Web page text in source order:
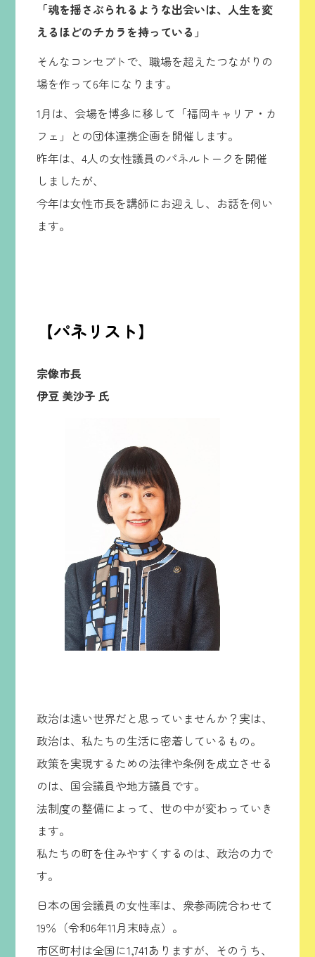
「魂を揺さぶられるような出会いは、人生を変
えるほどのチカラを持っている」
そんなコンセプトで、職場を超えたつながりの
場を作って6年になります。
1月は、会場を博多に移して「福岡キャリア・カ
フェ」との団体連携企画を開催します。
昨年は、4人の女性議員のパネルトークを開催
しましたが、
今年は女性市長を講師にお迎えし、お話を伺い
ます。
【パネリスト】
宗像市長
伊豆 美沙子 氏
政治は遠い世界だと思っていませんか？実は、
政治は、私たちの生活に密着しているもの。
政策を実現するための法律や条例を成立させる
のは、国会議員や地方議員です。
法制度の整備によって、世の中が変わっていき
ます。
私たちの町を住みやすくするのは、政治の力で
す。
日本の国会議員の女性率は、衆参両院合わせて
19％（令和6年11月末時点）。
市区町村は全国に1,741ありますが、そのうち、